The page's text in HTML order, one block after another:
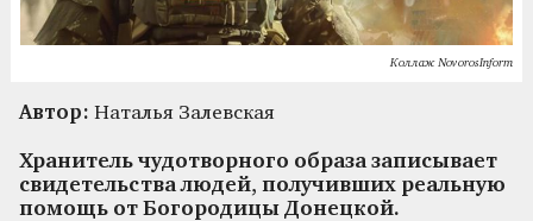
Коллаж NovorosInform
Автор: Наталья Залевская
Хранитель чудотворного образа записывает
свидетельства людей, получивших реальную
помощь от Богородицы Донецкой.